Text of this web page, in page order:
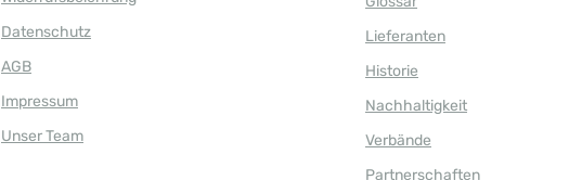
Datenschutz
AGB
Impressum
Unser Team
Lieferanten
Historie
Nachhaltigkeit
Verbände
Partnerschaften